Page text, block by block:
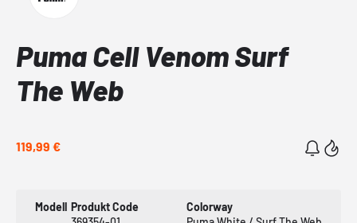
Puma Cell Venom Surf
The Web
119,99 €
Modell Produkt Code
Colorway